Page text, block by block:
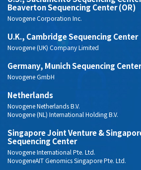
U.S., Sacramento Sequencing Center
Novogene Corporation Inc.
Novogene (UK) Company Limited
Germany, Munich Sequencing Center
Netherlands
Novogene Netherlands B.V.
Novogene (NL) International Holding B.V.